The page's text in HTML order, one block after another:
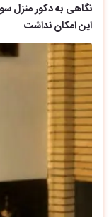
نگاهی به دکور منزل
این امکان نداشت